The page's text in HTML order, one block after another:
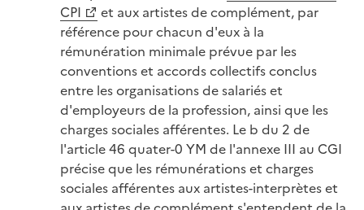
CPI
et aux artistes de complément, par
référence pour chacun d'eux à la
rémunération minimale prévue par les
conventions et accords collectifs conclus
entre les organisations de salariés et
d'employeurs de la profession, ainsi que les
charges sociales afférentes. Le b du 2 de
l'article 46 quater-0 YM de l'annexe III au CGI
précise que les rémunérations et charges
sociales afférentes aux artistes-interprètes et